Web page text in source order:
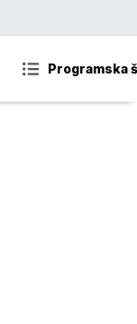
Programska